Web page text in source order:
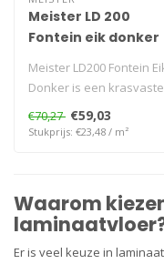
Meister LD 200
Fontein eik donker
Meister LD200 Fontein
Donker is een krasvaste,
laminaatvloer..
€70,27 €59,03
Stukprijs: €23,48 / m²
Waarom
Er is veel keuze in